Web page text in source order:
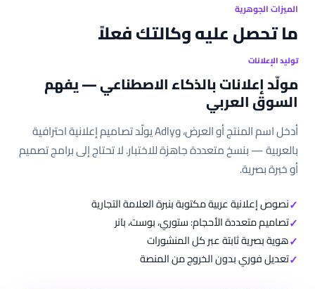
الميزات الجوهرية
ما تحصل عليه وكالتك فعلاً
توليد الإعلانات
مولّد إعلانات بالذكاء الاصطناعي — يفهم
السوق العربي
أدخل اسم المنتج أو العرض، وAdly يولّد تصاميم إعلانية احترافية
بالعربية — بنسخ متعددة جاهزة للاختبار. لا تحتاج إلى برامج تصميم
أو خبرة بصرية.
نصوص إعلانية عربية مكتوبة بنبرة العلامة التجارية
تصاميم متعددة الأحجام: ستوري، بوست، بانر
هوية بصرية ثابتة عبر كل المنشورات
تعديل فوري بدون الخروج من المنصة